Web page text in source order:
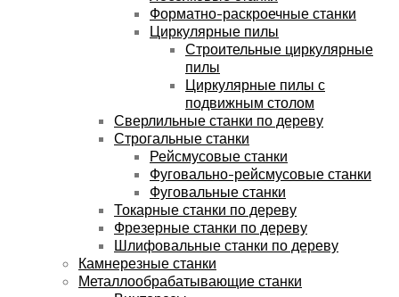
Форматно-раскроечные станки
Циркулярные пилы
Строительные циркулярные
пилы
Циркулярные пилы с
подвижным столом
Сверлильные станки по дереву
Строгальные станки
Рейсмусовые станки
Фуговально-рейсмусовые станки
Фуговальные станки
Токарные станки по дереву
Фрезерные станки по дереву
Шлифовальные станки по дереву
Камнерезные станки
Металлообрабатывающие станки